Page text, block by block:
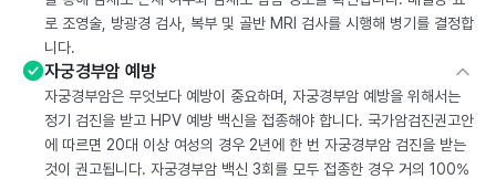
로 조영술, 방광경 검사, 복부 및 골반 MRI 검사를 시행해 병기를 결정합
니다.
자궁경부암 예방
자궁경부암은 무엇보다 예방이 중요하며, 자궁경부암 예방을 위해서는
정기 검진을 받고 HPV 예방 백신을 접종해야 합니다. 국가암검진권고안
에 따르면 20대 이상 여성의 경우 2년에 한 번 자궁경부암 검진을 받는
것이 권고됩니다. 자궁경부암 백신 3회를 모두 접종한 경우 거의 100%